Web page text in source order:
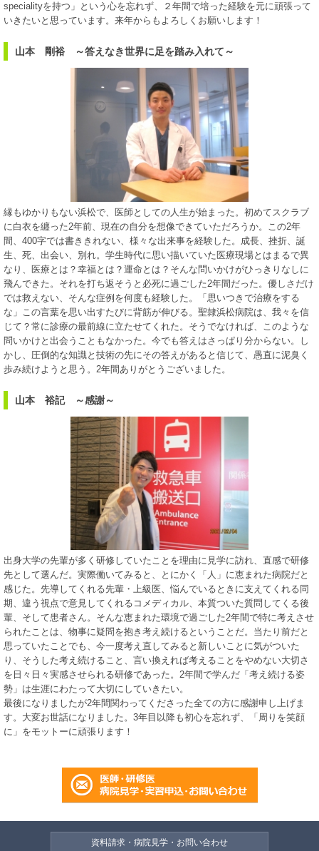
specialityを持つ」という心を忘れず、２年間で培った経験を元に頑張って
いきたいと思っています。来年からもよろしくお願いします！
山本 剛裕 ～答えなき世界に足を踏み入れて～
縁もゆかりもない浜松で、医師としての人生が始まった。初めてスクラブ
に白衣を纏った2年前、現在の自分を想像できていただろうか。この2年
間、400字では書ききれない、様々な出来事を経験した。成長、挫折、誕
生、死、出会い、別れ。学生時代に思い描いていた医療現場とはまるで異
なり、医療とは？幸福とは？運命とは？そんな問いかけがひっきりなしに
飛んできた。それを打ち返そうと必死に過ごした2年間だった。優しさだけ
では救えない、そんな症例を何度も経験した。「思いつきで治療をする
な」この言葉を思い出すたびに背筋が伸びる。聖隷浜松病院は、我々を信
じて？常に診療の最前線に立たせてくれた。そうでなければ、このような
問いかけと出会うこともなかった。今でも答えはさっぱり分からない。し
かし、圧倒的な知識と技術の先にその答えがあると信じて、愚直に泥臭く
歩み続けようと思う。2年間ありがとうございました。
山本 裕記 ～感謝～
出身大学の先輩が多く研修していたことを理由に見学に訪れ、直感で研修
先として選んだ。実際働いてみると、とにかく「人」に恵まれた病院だと
感じた。先導してくれる先輩・上級医、悩んでいるときに支えてくれる同
期、違う視点で意見してくれるコメディカル、本質ついた質問してくる後
輩、そして患者さん。そんな恵まれた環境で過ごした2年間で特に考えさせ
られたことは、物事に疑問を抱き考え続けるということだ。当たり前だと
思っていたことでも、今一度考え直してみると新しいことに気がついた
り、そうした考え続けること、言い換えれば考えることをやめない大切さ
を日々日々実感させられる研修であった。2年間で学んだ「考え続ける姿
勢」は生涯にわたって大切にしていきたい。
最後になりましたが2年間関わってくださった全ての方に感謝申し上げま
す。大変お世話になりました。3年目以降も初心を忘れず、「周りを笑顔
に」をモットーに頑張ります！
資料請求・病院見学・お問い合わせ